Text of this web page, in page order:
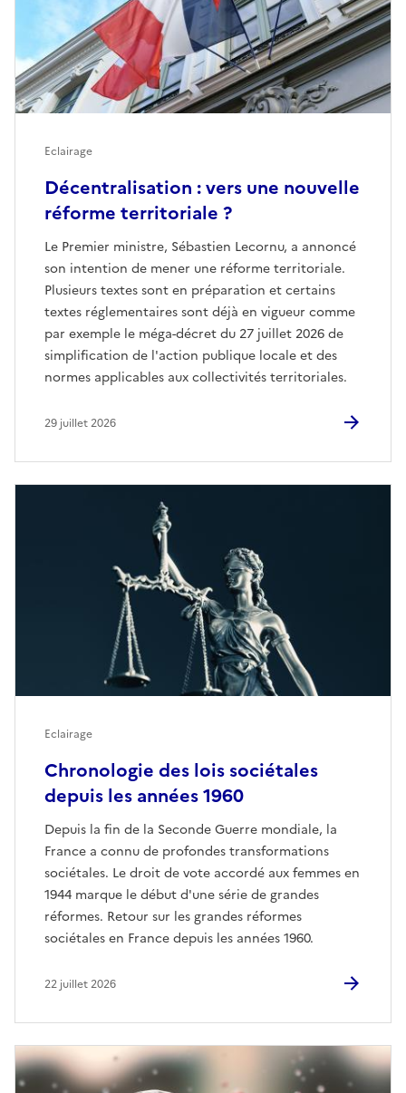
Décentralisation : vers une nouvelle
réforme territoriale ?
Le Premier ministre, Sébastien Lecornu, a annoncé
son intention de mener une réforme territoriale.
Plusieurs textes sont en préparation et certains
textes réglementaires sont déjà en vigueur comme
par exemple le méga-décret du 27 juillet 2026 de
simplification de l'action publique locale et des
normes applicables aux collectivités territoriales.
Eclairage
29 juillet 2026
Chronologie des lois sociétales
depuis les années 1960
Depuis la fin de la Seconde Guerre mondiale, la
France a connu de profondes transformations
sociétales. Le droit de vote accordé aux femmes en
1944 marque le début d'une série de grandes
réformes. Retour sur les grandes réformes
sociétales en France depuis les années 1960.
Eclairage
22 juillet 2026